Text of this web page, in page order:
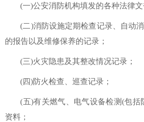
(一)公安消防机构填发的各种法律文
(二)消防设施定期检查记录、自动
的报告以及维修保养的记录；
(三)火灾隐患及其整改情况记录；
(四)防火检查、巡查记录；
(五)有关燃气、电气设备检测(包括
资料；